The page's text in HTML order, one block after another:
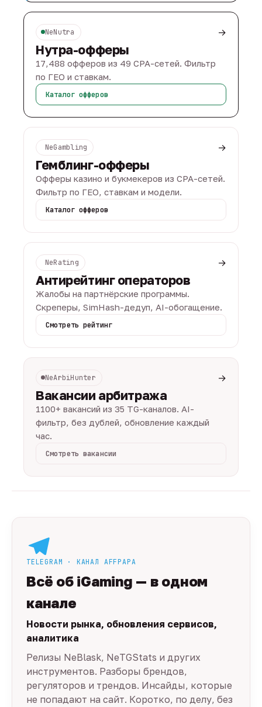
NeNutra →
Нутра-офферы
17,488 офферов из 49 CPA-сетей. Фильтр
по ГЕО и ставкам.
Каталог офферов
NeGambling →
Гемблинг-офферы
Офферы казино и букмекеров из CPA-сетей.
Фильтр по ГЕО, ставкам и модели.
Каталог офферов
NeRating →
Антирейтинг операторов
Жалобы на партнёрские программы.
Скреперы, SimHash-дедуп, AI-обогащение.
Смотреть рейтинг
NeArbiHunter →
Вакансии арбитража
1100+ вакансий из 35 TG-каналов. AI-
фильтр, без дублей, обновление каждый
час.
Смотреть вакансии
TELEGRAM · КАНАЛ AFFPAPA
Всё об iGaming — в одном
канале
Новости рынка, обновления сервисов,
аналитика
Релизы NeBlask, NeTGStats и других
инструментов. Разборы брендов,
регуляторов и трендов. Инсайды, которые
не попадают на сайт. Коротко, по делу, без